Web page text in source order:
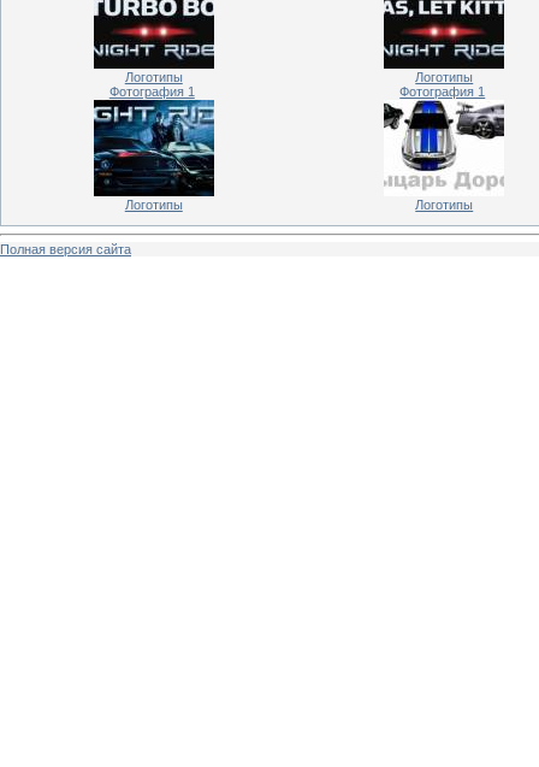
Логотипы
Логотипы
Фотография 1
Логотипы
Фотография 1
Логотипы
Полная версия сайта